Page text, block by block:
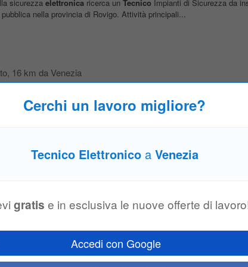
sicurezza elettronicaricerca un TecnicoImpianti di Sicurezza da
nella provincia di Rovigo. Attività principali...
, 16 km da Venezia
vendita; Requisititecnici: Laurea in IngegneriaElettronicao in
in settori correlati. Buona conoscenza dei principali software...
sicurezza
Impianti di Sicurezza da
nella provincia di Rovigo. Attività principali...
nella documentazione tecnica delle attivita svolte Skill e
Cerchi un lavoro migliore?
Tecnico Elettronicoa Venezia
gratis e in esclusiva le nuove offerte di
Accedi con Google